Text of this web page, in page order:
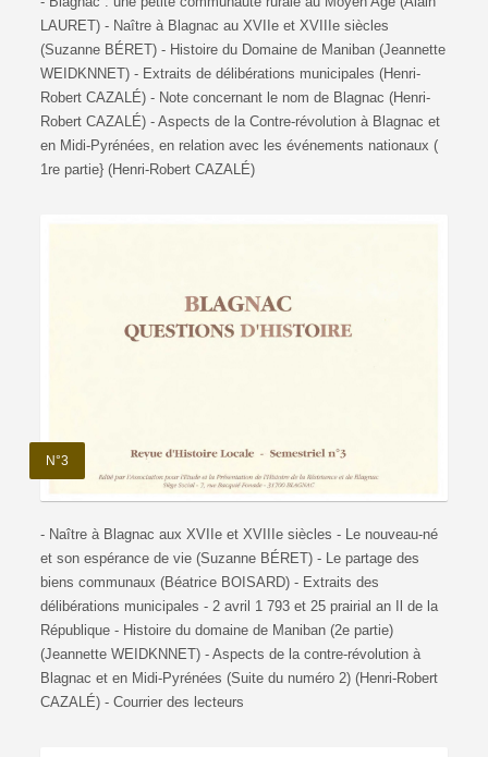
LAURET) - Naître à Blagnac au XVIIe et XVIIIe siècles
(Suzanne BÉRET) - Histoire du Domaine de Maniban (Jeannette
WEIDKNNET) - Extraits de délibérations municipales (Henri-
Robert CAZALÉ) - Note concernant le nom de Blagnac (Henri-
Robert CAZALÉ) - Aspects de la Contre-révolution à Blagnac et
en Midi-Pyrénées, en relation avec les événements nationaux (
1re partie} (Henri-Robert CAZALÉ)
N°3
- Naître à Blagnac aux XVIIe et XVIIIe siècles - Le nouveau-né
et son espérance de vie (Suzanne BÉRET) - Le partage des
biens communaux (Béatrice BOISARD) - Extraits des
délibérations municipales - 2 avril 1 793 et 25 prairial an Il de la
République - Histoire du domaine de Maniban (2e partie)
(Jeannette WEIDKNNET) - Aspects de la contre-révolution à
Blagnac et en Midi-Pyrénées (Suite du numéro 2) (Henri-Robert
CAZALÉ) - Courrier des lecteurs